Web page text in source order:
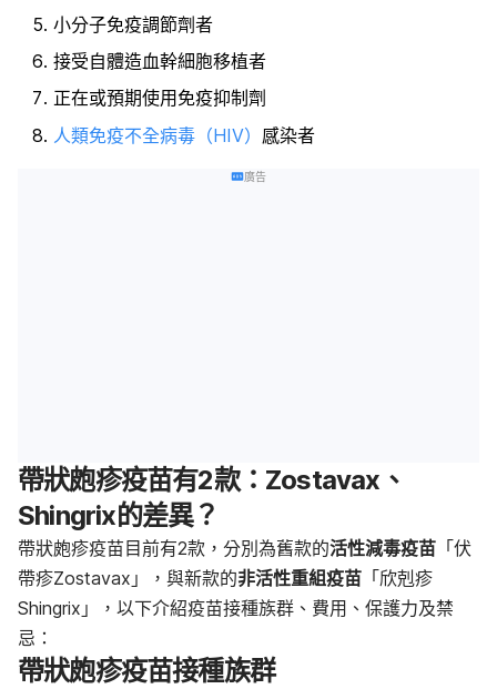
小分子免疫調節劑者
接受自體造血幹細胞移植者
正在或預期使用免疫抑制劑
人類免疫不全病毒（HIV） 感染者
廣告
帶狀皰疹疫苗有2款：Zostavax、
Shingrix的差異？
帶狀皰疹疫苗目前有2款，分別為舊款的活性減毒疫苗 「伏
帶疹Zostavax」，與新款的非活性重組疫苗 「欣剋疹
Shingrix」，以下介紹疫苗接種族群、費用、保護力及禁
忌：
帶狀皰疹疫苗接種族群